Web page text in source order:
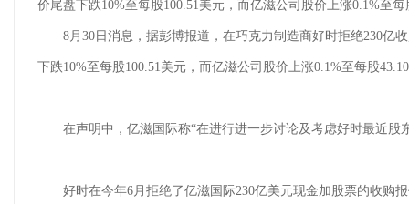
价尾盘下跌10%至每股100.51美元，而亿滋公司股价上涨0.1%至每
8月30日消息，据彭博报道，在巧克力制造商好时拒绝230亿
下跌10%至每股100.51美元，而亿滋公司股价上涨0.1%至每股
在声明中，亿滋国际称“在进行进一步讨论及考虑好时最近股
好时在今年6月拒绝了亿滋国际230亿美元现金加股票的收购报